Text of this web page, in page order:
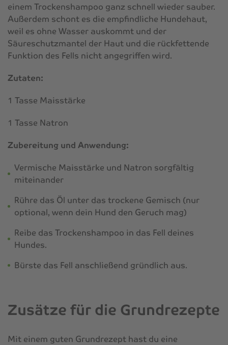
einem Trockenshampoo ganz schnell wieder sauber.
Außerdem schont es die empfindliche Hundehaut,
weil es ohne Wasser auskommt und der
Säureschutzmantel der Haut und die rückfettende
Funktion des Fells nicht angegriffen wird.
Zutaten:
1 Tasse Maisstärke
1 Tasse Natron
Zubereitung und Anwendung:
Vermische Maisstärke und Natron sorgfältig
miteinander
Rühre das Öl unter das trockene Gemisch (nur
optional, wenn dein Hund den Geruch mag)
Reibe das Trockenshampoo in das Fell deines
Hundes.
Bürste das Fell anschließend gründlich aus.
Zusätze für die Grundrezepte
Mit einem guten Grundrezept hast du eine